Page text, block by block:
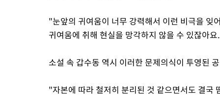
"눈앞의 귀여움이 너무 강력해서 이런 비극을 잊
귀여움에 취해 현실을 망각하지 않을 수 있잖아
소설 속 갑수동 역시 이러한 문제의식이 투영된
"자본에 따라 철저히 분리된 것 같으면서도 결국